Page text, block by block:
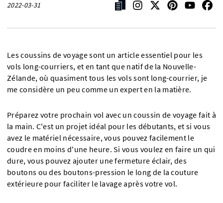
2022-03-31
Les coussins de voyage sont un article essentiel pour les
vols long-courriers, et en tant que natif de la Nouvelle-
Zélande, où quasiment tous les vols sont long-courrier, je
me considère un peu comme un expert en la matière.
Préparez votre prochain vol avec un coussin de voyage fait à
la main. C'est un projet idéal pour les débutants, et si vous
avez le matériel nécessaire, vous pouvez facilement le
coudre en moins d'une heure. Si vous voulez en faire un qui
dure, vous pouvez ajouter une fermeture éclair, des
boutons ou des boutons-pression le long de la couture
extérieure pour faciliter le lavage après votre vol.